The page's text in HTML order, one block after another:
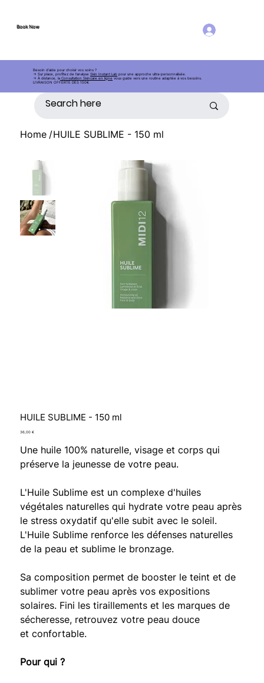
Book Now
Book Now
Home /HUILE SUBLIME - 150 ml
HUILE SUBLIME - 150 ml
Prix
36,00 €
Une huile 100% naturelle, visage et corps qui
préserve la jeunesse de votre peau.
L'Huile Sublime est un complexe d'huiles
végétales naturelles qui hydrate votre peau après
le stress oxydatif qu'elle subit avec le soleil.
L'Huile Sublime renforce les défenses naturelles
de la peau et sublime le bronzage.
Sa composition permet de booster le teint et de
sublimer votre peau après vos expositions
solaires. Fini les tiraillements et les marques de
sécheresse, retrouvez votre peau douce
et confortable.
Pour qui ?
Besoin d’aide pour choisir vos soins ?
→ Sur place, profitez de l’analyseSkin Instant Lab pour une approche ultra-personnalisée.
→ À distance, la Consultation Skincare en ligne vous guide vers une routine adaptée à vos besoins.
LIVRAISON OFFERTE DÈS 150€